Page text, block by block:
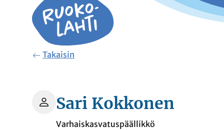
Takaisin
Sari Kokkonen
Varhaiskasvatuspäällikkö